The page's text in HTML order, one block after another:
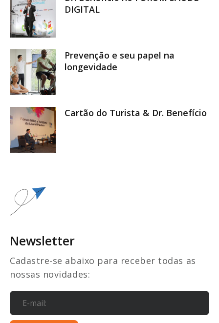
DIGITAL
Prevenção e seu papel na
longevidade
Cartão do Turista & Dr. Benefício
Newsletter
Cadastre-se abaixo para receber todas as
nossas novidades: